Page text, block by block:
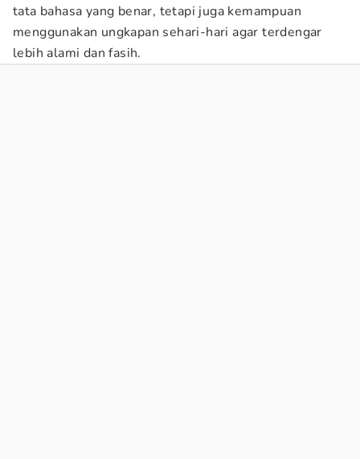
tata bahasa yang benar, tetapi juga kemampuan
menggunakan ungkapan sehari-hari agar terdengar
lebih alami dan fasih.